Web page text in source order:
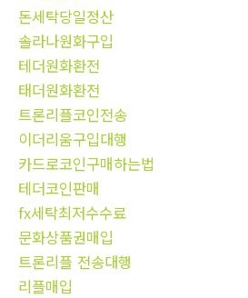
돈세탁당일정산
솔라나원화구입
테더원화환전
태더원화환전
트론리플코인전송
이더리움구입대행
카드로코인구매하는법
테더코인판매
fx세탁최저수수료
문화상품권매입
트론리플 전송대행
리플매입